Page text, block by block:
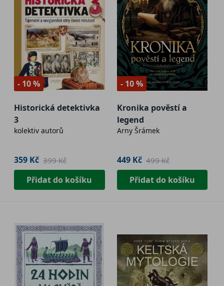
- 10 %
Historická detektivka
3
kolektiv autorů
359 Kč 399 Kč
Přidat do košíku
- 10 %
Kronika pověstí a
legend
Arny Šrámek
449 Kč 499 Kč
Přidat do košíku